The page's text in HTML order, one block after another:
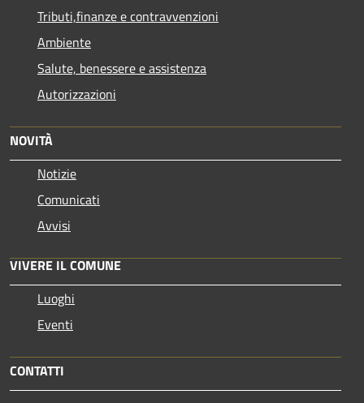
Tributi,finanze e contravvenzioni
Ambiente
Salute, benessere e assistenza
Autorizzazioni
NOVITÀ
Notizie
Comunicati
Avvisi
VIVERE IL COMUNE
Luoghi
Eventi
CONTATTI